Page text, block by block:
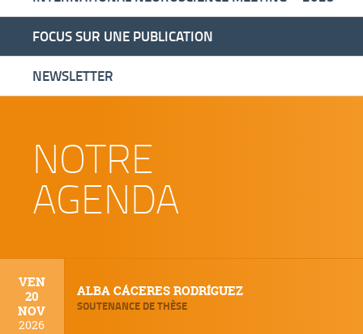
FOCUS SUR UNE PUBLICATION
NEWSLETTER
NOTRE
AGENDA
VEN
20
NOV
2026
ALBA CÁCERES RODRÍGUEZ
SOUTENANCE DE THÈSE